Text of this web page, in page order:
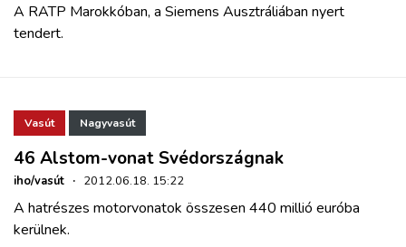
A RATP Marokkóban, a Siemens Ausztráliában nyert
tendert.
Vasút Nagyvasút
46 Alstom-vonat Svédországnak
iho/vasút · 2012.06.18. 15:22
A hatrészes motorvonatok összesen 440 millió euróba
kerülnek.